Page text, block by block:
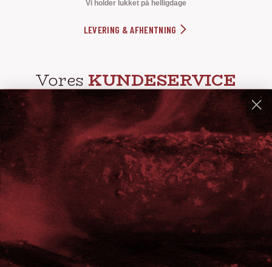
Vi holder lukket på helligdage
LEVERING & AFHENTNING
Vores KUNDESERVICE
info@steak-out.dk
+45 53644030
Telefontid: man - fre kl. 10-15
GENVEJE